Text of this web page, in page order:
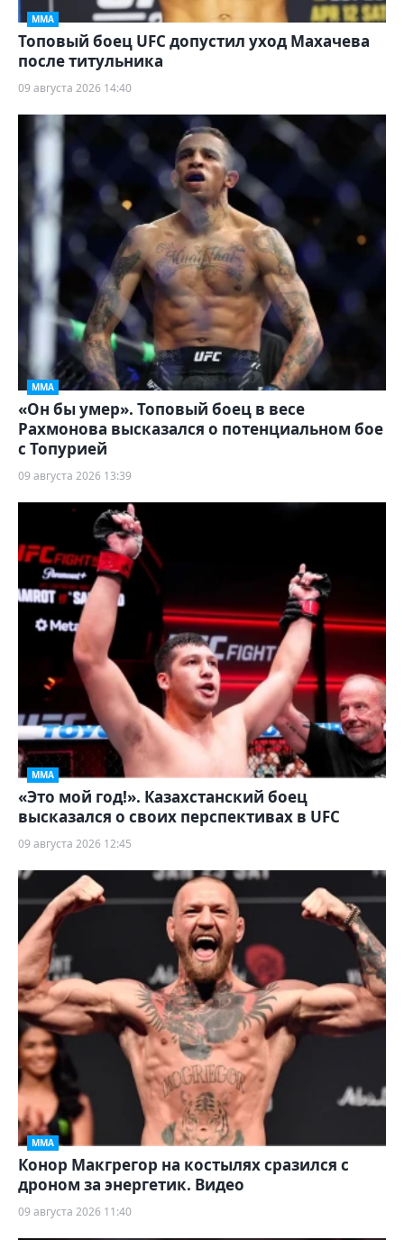
ММА
Топовый боец UFC допустил уход Махачева
после титульника
09 августа 2026 14:40
ММА
«Он бы умер». Топовый боец в весе
Рахмонова высказался о потенциальном бое
с Топурией
09 августа 2026 13:39
ММА
«Это мой год!». Казахстанский боец
высказался о своих перспективах в UFC
09 августа 2026 12:45
ММА
Конор Макгрегор на костылях сразился с
дроном за энергетик. Видео
09 августа 2026 11:40